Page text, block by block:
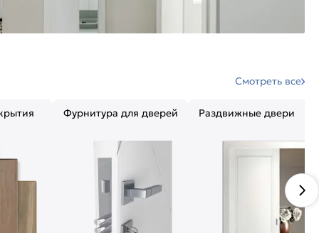
Смотреть все
Фурнитура для дверей Раздвижные двери